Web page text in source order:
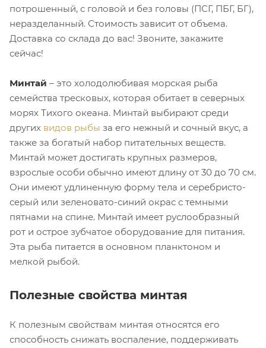
потрошенный, с головой и без головы (ПСГ, ПБГ, БГ),
неразделанный. Стоимость зависит от объема.
Доставка со склада до вас! Звоните, закажите
сейчас!
Минтай – это холодолюбивая морская рыба
семейства тресковых, которая обитает в северных
морях Тихого океана. Минтай выбирают среди
других видов рыбы за его нежный и сочный вкус, а
также за богатый набор питательных веществ.
Минтай может достигать крупных размеров,
взрослые особи обычно имеют длину от 30 до 70 см.
Они имеют удлиненную форму тела и серебристо-
серый или зеленовато-синий окрас с темными
пятнами на спине. Минтай имеет руслообразный
рот и острое зубчатое оборудование для питания.
Эта рыба питается в основном планктоном и
мелкой рыбой.
Полезные свойства минтая
К полезным свойствам минтая относятся его
способность снижать воспаление, поддерживать